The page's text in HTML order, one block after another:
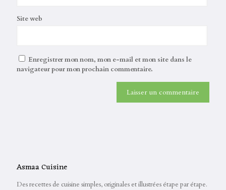
Site web
Enregistrer mon nom, mon e-mail et mon site dans le
navigateur pour mon prochain commentaire.
Asmaa Cuisine
Des recettes de cuisine simples, originales et illustrées étape par étape.